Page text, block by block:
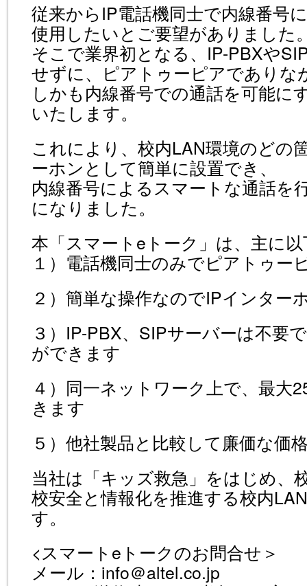
従来からIP電話機同士で内線番号
使用したいとご要望がありました
そこで業界初となる、IP-PBXや
せずに、ピアトゥーピアでありな
しかも内線番号での通話を可能に
いたします。
これにより、校内LAN環境のどの
ーホンとして簡単に設置でき、
内線番号によるスマートな通話を
になりました。
本「スマートeトーク」は、主に
１）電話機同士のみでピアトゥー
２）簡単な操作なのでIPインター
３）IP-PBX、SIPサーバーは不要
ができます
４）同一ネットワーク上で、最大
きます
５）他社製品と比較して廉価な価
当社は「キッズ救急」をはじめ、
校安全と情報化を推進する校内
す。
<スマートeトークのお問合せ＞
メール：info＠altel.co.jp